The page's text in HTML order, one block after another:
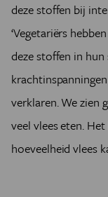
deze stoffen bij
‘Vegetariërs
deze stoffen in
verklaren. We zien
veel vlees eten.
hoeveelheid vlees